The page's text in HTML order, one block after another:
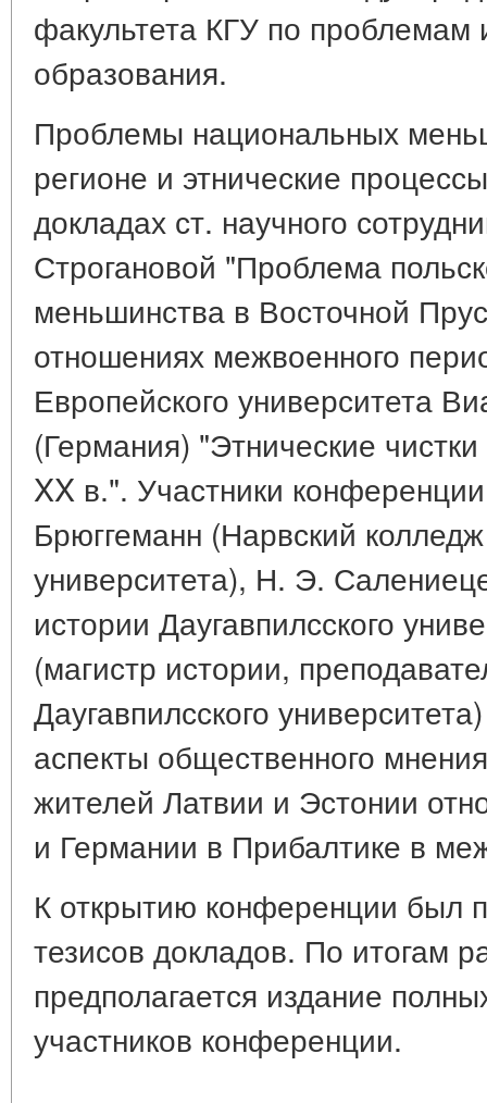
факультета КГУ по проблемам
образования.
Проблемы национальных
регионе и этнические
докладах ст. научного
Строгановой "Проблема
меньшинства в Восточной
отношениях межвоенного
Европейского университета
(Германия) "Этнические
XX в.". Участники
Брюггеманн (Нарвский колледж
университета), Н. Э.
истории Даугавпилсского
(магистр истории,
Даугавпилсского
аспекты общественного
жителей Латвии и Эстонии
и Германии в Прибалтике в
К открытию конференции был
тезисов докладов. По итогам
предполагается издание
участников конференции.